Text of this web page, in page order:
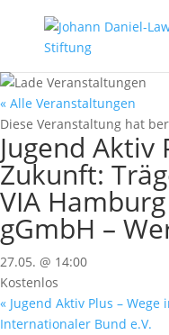
« Alle Veranstaltungen
Diese Veranstaltung hat
Jugend Aktiv
Zukunft:
VIA
gGmbH –
27.05. @ 14:00
Kostenlos
« Jugend Aktiv Plus –
Internationaler Bund e.V.